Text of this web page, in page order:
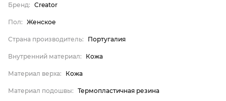
Внутренний материал
Материал верха
Материал подошвы
Материал стельки
Португалия
Бренд: Creator
Пол: Женское
Страна производитель: Португалия
Внутренний материал: Кожа
Материал верха: Кожа
Материал подошвы: Термопластичная резина